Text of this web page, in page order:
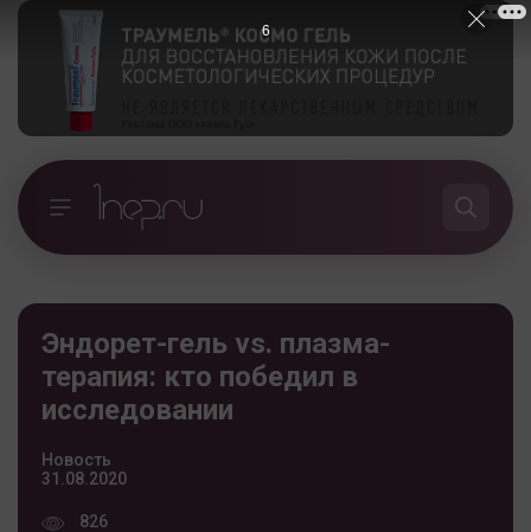
Эндорет-гель vs. плазма-
терапия: кто победил в
исследовании
Новость
31.08.2020
826
5